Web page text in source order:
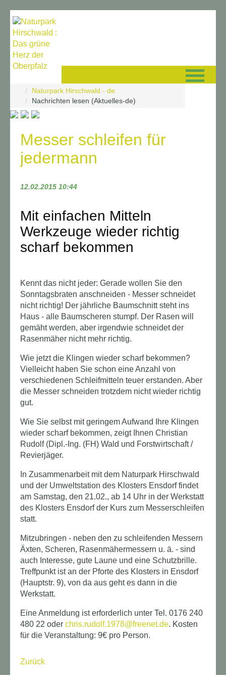
Navigation überspringen
Naturpark Hirschwald - de
Nachrichten lesen (Aktuelles-de)
Messer schleifen für
jedermann
12.02.2015 10:44
Mit einfachen Mitteln
Werkzeuge wieder richtig
scharf bekommen
Kennt das nicht jeder: Gerade wollen Sie den
Sonntagsbraten anschneiden - Messer schneidet
nicht richtig! Der jährliche Baumschnitt steht ins
Haus - alle Baumscheren stumpf. Der Rasen will
gemäht werden, aber irgendwie schneidet der
Rasenmäher nicht mehr richtig.
Wie jetzt die Klingen wieder scharf bekommen?
Vielleicht haben Sie schon eine Anzahl von
verschiedenen Schleifmitteln teuer erstanden. Aber
die Messer schneiden trotzdem nicht wieder richtig
gut.
Wie Sie selbst mit geringem Aufwand Ihre Klingen
wieder scharf bekommen, zeigt Ihnen Christian
Rudolf (Dipl.-Ing. (FH) Wald und Forstwirtschaft /
Revierjäger.
In Zusammenarbeit mit dem Naturpark Hirschwald
und der Umweltstation des Klosters Ensdorf findet
am Samstag, den 21.02., ab 14 Uhr in der Werkstatt
des Klosters Ensdorf der Kurs zum Messerschleifen
statt.
Mitzubringen - neben den zu schleifenden Messern
Äxten, Scheren, Rasenmähermessern u. ä. - sind
auch Interesse, gute Laune und eine Schutzbrille.
Treffpunkt ist an der Pforte des Klosters in Ensdorf
(Hauptstr. 9), von da aus geht es dann in die
Werkstatt.
Eine Anmeldung ist erforderlich unter Tel. 0176 240
480 22 oder chris.rudolf.1978@freenet.de. Kosten
für die Veranstaltung: 9€ pro Person.
Zurück